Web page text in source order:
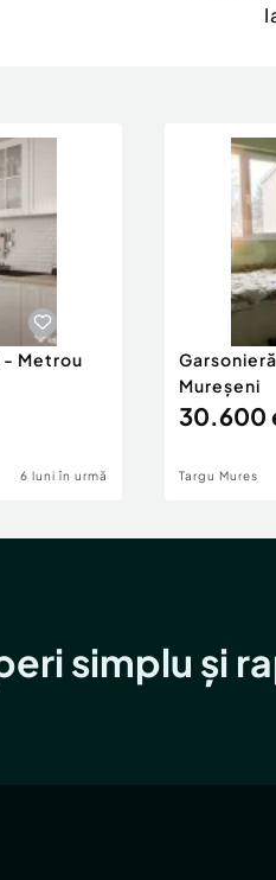
- Metrou
6 luni în urmă
Mureșeni
30.600
Targu Mures
simplu și